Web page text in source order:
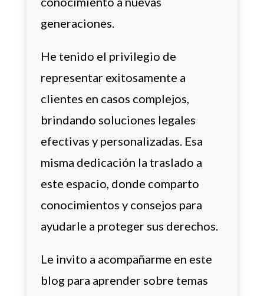
generaciones.
He tenido el privilegio de
representar exitosamente a
clientes en casos complejos,
brindando soluciones legales
efectivas y personalizadas. Esa
misma dedicación la traslado a
este espacio, donde comparto
conocimientos y consejos para
ayudarle a proteger sus derechos.
Le invito a acompañarme en este
blog para aprender sobre temas